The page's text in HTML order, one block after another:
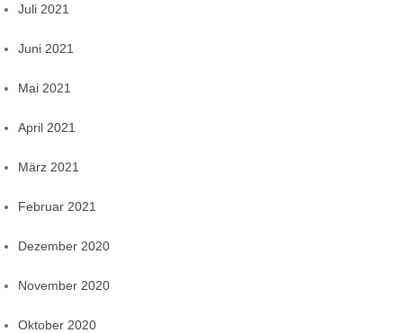
Juli 2021
Juni 2021
Mai 2021
April 2021
März 2021
Februar 2021
Dezember 2020
November 2020
Oktober 2020